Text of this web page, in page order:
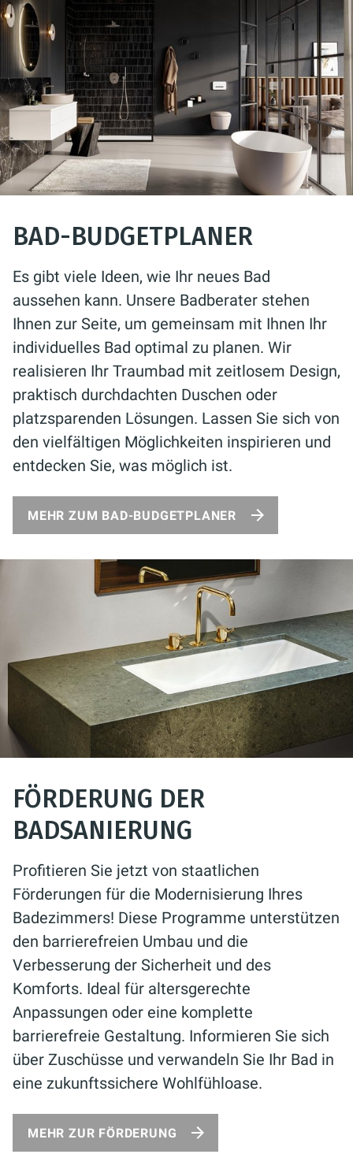
BAD-BUDGETPLANER
Es gibt viele Ideen, wie Ihr neues Bad
aussehen kann. Unsere Badberater stehen
Ihnen zur Seite, um gemeinsam mit Ihnen Ihr
individuelles Bad optimal zu planen. Wir
realisieren Ihr Traumbad mit zeitlosem Design,
praktisch durchdachten Duschen oder
platzsparenden Lösungen. Lassen Sie sich von
den vielfältigen Möglichkeiten inspirieren und
entdecken Sie, was möglich ist.
MEHR ZUM BAD-BUDGETPLANER
FÖRDERUNG DER
BADSANIERUNG
Profitieren Sie jetzt von staatlichen
Förderungen für die Modernisierung Ihres
Badezimmers! Diese Programme unterstützen
den barrierefreien Umbau und die
Verbesserung der Sicherheit und des
Komforts. Ideal für altersgerechte
Anpassungen oder eine komplette
barrierefreie Gestaltung. Informieren Sie sich
über Zuschüsse und verwandeln Sie Ihr Bad in
eine zukunftssichere Wohlfühloase.
MEHR ZUR FÖRDERUNG